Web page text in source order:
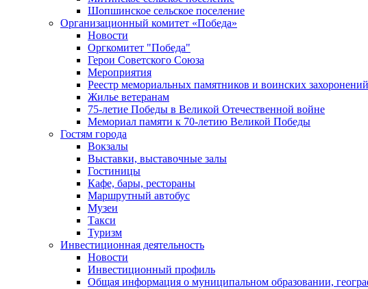
Шопшинское сельское поселение
Организационный комитет «Победа»
Новости
Оргкомитет "Победа"
Герои Советского Союза
Мероприятия
Реестр мемориальных памятников и воинских захоронений
Жилье ветеранам
75-летие Победы в Великой Отечественной войне
Мемориал памяти к 70-летию Великой Победы
Гостям города
Вокзалы
Выставки, выставочные залы
Гостиницы
Кафе, бары, рестораны
Маршрутный автобус
Музеи
Такси
Туризм
Инвестиционная деятельность
Новости
Инвестиционный профиль
Общая информация о муниципальном образовании,